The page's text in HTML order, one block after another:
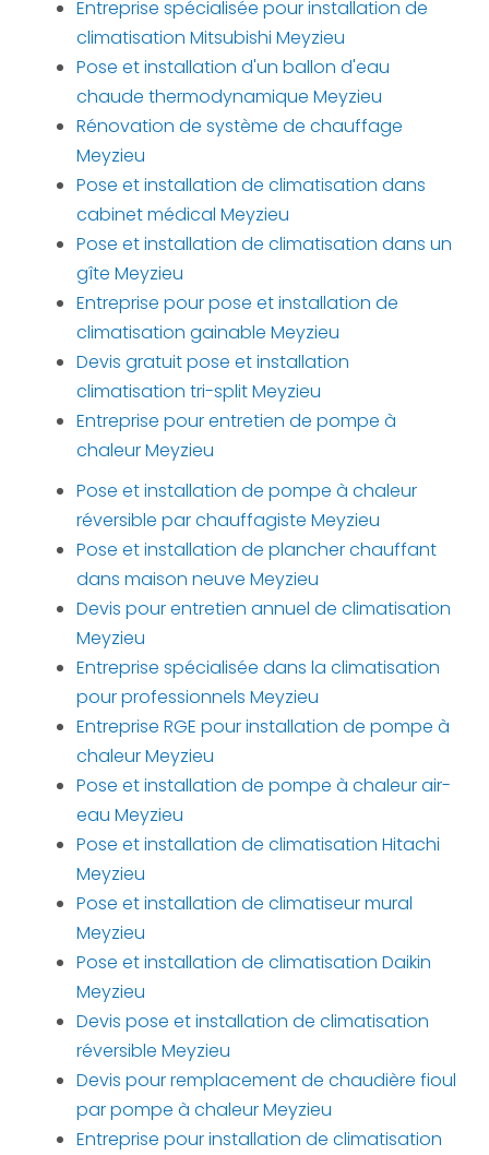
Entreprise spécialisée pour installation de
climatisation Mitsubishi Meyzieu
Pose et installation d'un ballon d'eau
chaude thermodynamique Meyzieu
Rénovation de système de chauffage
Meyzieu
Pose et installation de climatisation dans
cabinet médical Meyzieu
Pose et installation de climatisation dans un
gîte Meyzieu
Entreprise pour pose et installation de
climatisation gainable Meyzieu
Devis gratuit pose et installation
climatisation tri-split Meyzieu
Entreprise pour entretien de pompe à
chaleur Meyzieu
Pose et installation de pompe à chaleur
réversible par chauffagiste Meyzieu
Pose et installation de plancher chauffant
dans maison neuve Meyzieu
Devis pour entretien annuel de climatisation
Meyzieu
Entreprise spécialisée dans la climatisation
pour professionnels Meyzieu
Entreprise RGE pour installation de pompe à
chaleur Meyzieu
Pose et installation de pompe à chaleur air-
eau Meyzieu
Pose et installation de climatisation Hitachi
Meyzieu
Pose et installation de climatiseur mural
Meyzieu
Pose et installation de climatisation Daikin
Meyzieu
Devis pose et installation de climatisation
réversible Meyzieu
Devis pour remplacement de chaudière fioul
par pompe à chaleur Meyzieu
Entreprise pour installation de climatisation